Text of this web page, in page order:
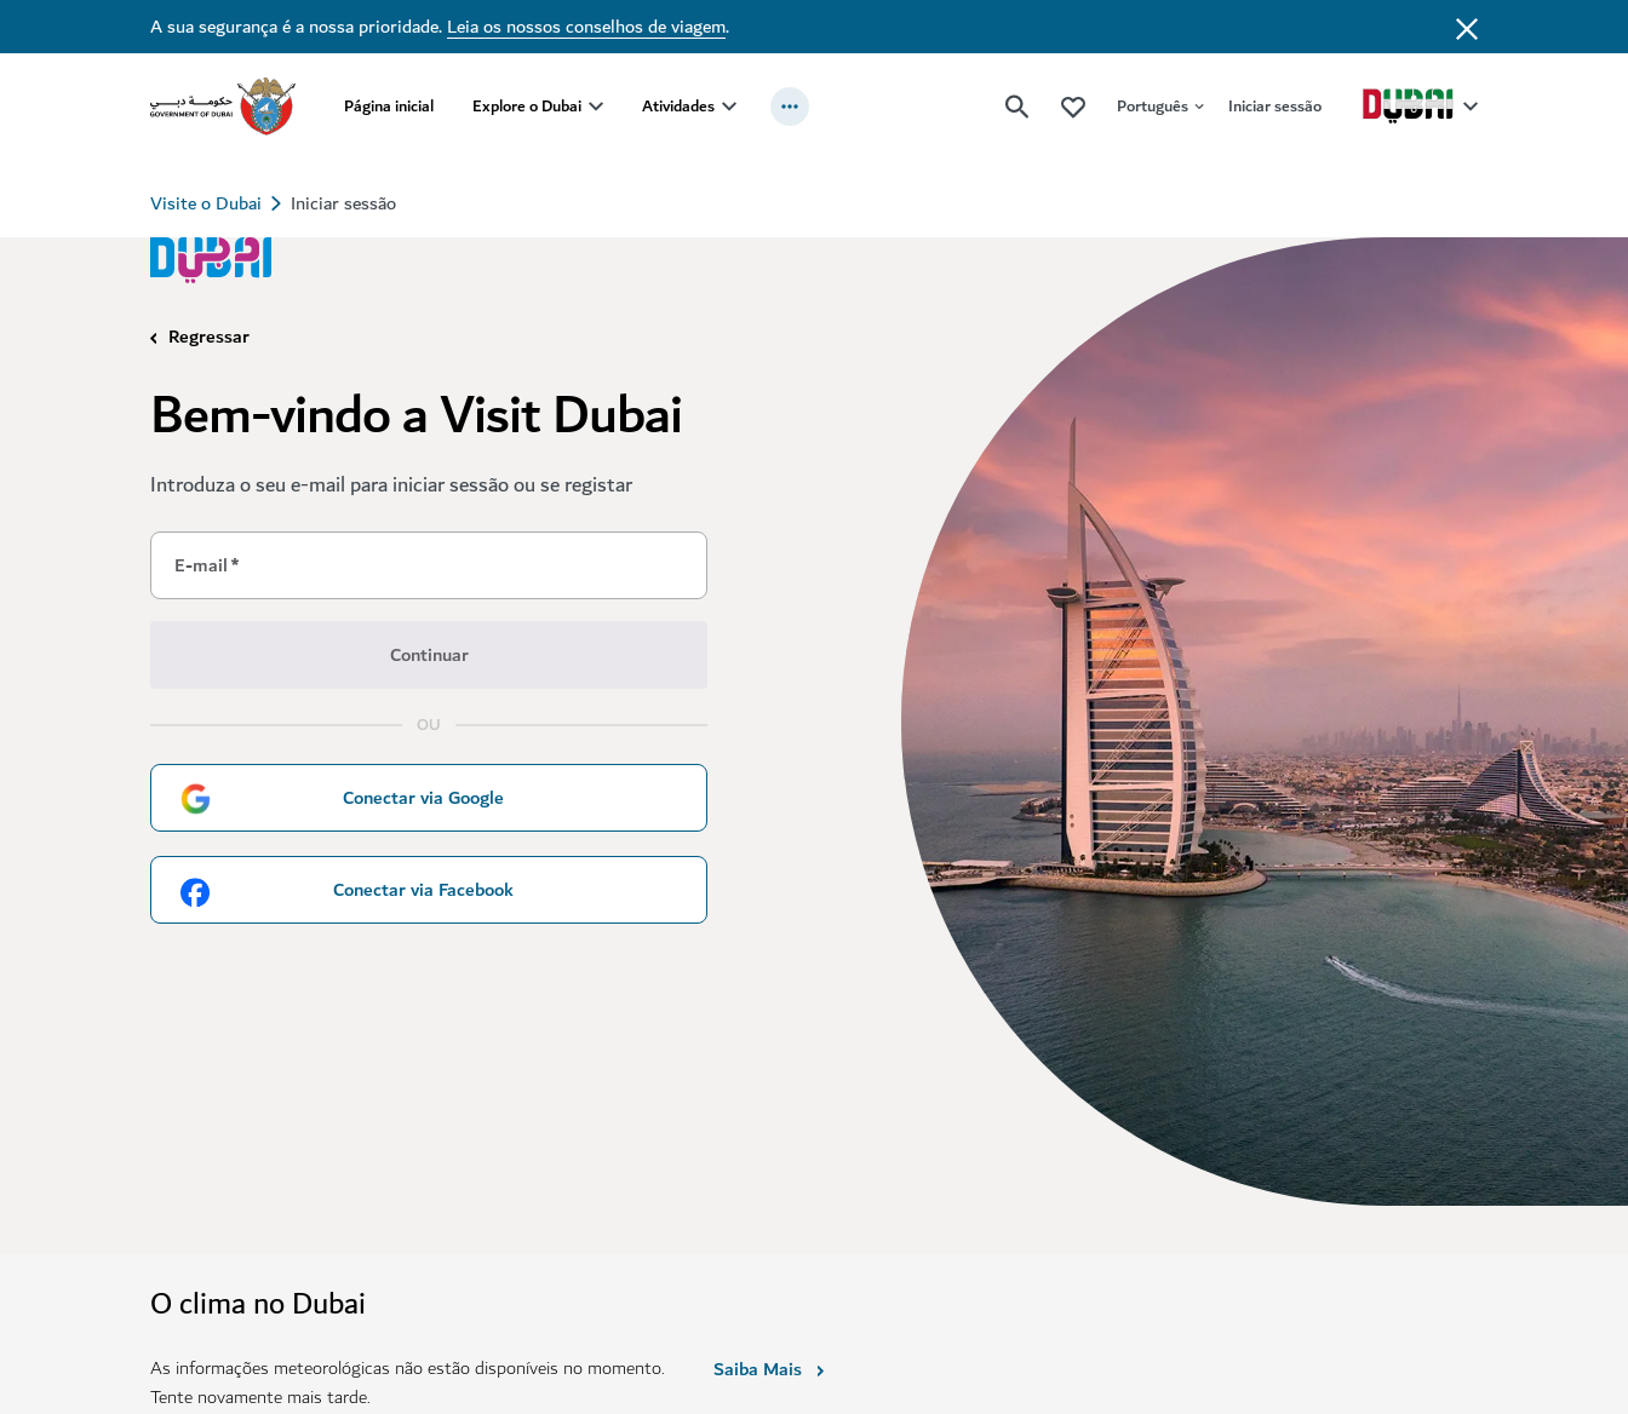
A sua segurança é a nossa prioridade.Leia os nossos conselhos de viagem.
Página inicial Explore o Dubai Atividades Português Iniciar sessão
Visite o Dubai Iniciar sessão
Regressar
Bem-vindo a Visit Dubai
Introduza o seu e-mail para iniciar sessão ou se registar
E-mail*
Continuar
OU
Conectar via Google
Conectar via Facebook
O clima no Dubai
As informações meteorológicas não estão disponíveis no momento.
Tente novamente mais tarde.
Saiba Mais